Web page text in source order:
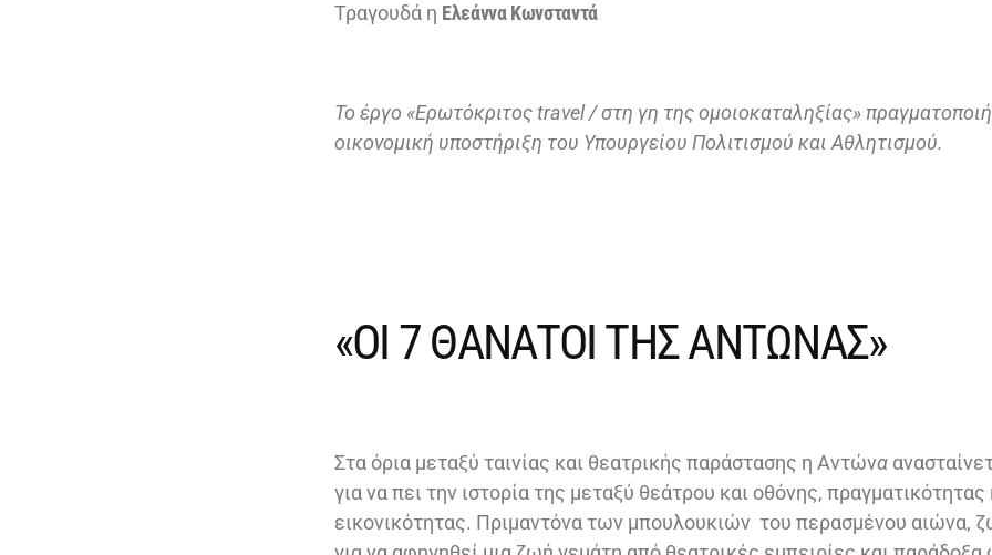
Τραγουδά η Ελεάννα Κωνσταντά
To έργο «Ερωτόκριτος travel / στη γη της ομοιοκαταληξίας»
οικονομική υποστήριξη του Υπουργείου Πολιτισμού και Αθλητισμού.
«ΟΙ 7 ΘΑΝΑΤΟΙ ΤΗΣ ΑΝΤΩΝΑΣ»
Στα όρια μεταξύ ταινίας και θεατρικής παράστασης η Αντώνα
για να πει την ιστορία της μεταξύ θεάτρου και οθόνης, πραγματικότητας
εικονικότητας. Πριμαντόνα των μπουλουκιών του περασμένου αιώνα,